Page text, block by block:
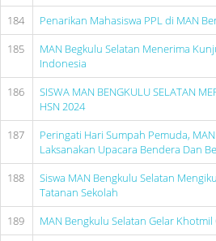
184
Penarikan Mahasiswa PPL di MAN
185
MAN Begkulu Selatan Menerima
Indonesia
186
SISWA MAN BENGKULU SELATAN
HSN 2024
187
Peringati Hari Sumpah Pemuda,
Laksanakan Upacara Bendera Dan
188
Siswa MAN Bengkulu Selatan
Tatanan Sekolah
189
MAN Bengkulu Selatan Gelar